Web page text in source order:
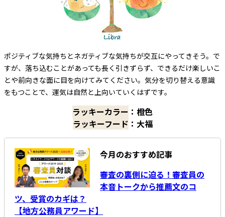
ポジティブな気持ちとネガティブな気持ちが交互にやってきそう。で
すが、落ち込むことがあっても長く引きずらず、できるだけ楽しいこ
とや前向きな面に目を向けてみてください。気分を切り替える意識
をもつことで、運気は自然と上向いていくはずです。
ラッキーカラー ：橙色
ラッキーフード ：大福
今月のおすすめ記事
審査の裏側に迫る！審査員の
本音トークから推薦文のコ
ツ、受賞のカギは？
【地方公務員アワード】